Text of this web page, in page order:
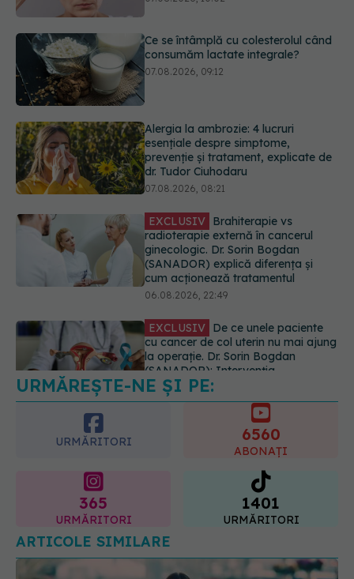
Alergia la ambrozie: 4 lucruri
esențiale despre simptome,
prevenție și tratament, explicate de
EXCLUSIV Brahiterapie vs
radioterapie externă în cancerul
ginecologic. Dr. Sorin Bogdan
(SANADOR) explică diferența și
06.08.2026, 22:49
EXCLUSIV De ce unele paciente
cu cancer de col uterin nu mai ajung
la operație. Dr. Sorin Bogdan
(SANADOR): Intervenția
particulare
06.08.2026, 20:45
EXCLUSIV Ce grăbește apariția
ridurilor. Nu este doar vârsta. Ce
spun dermatologii
URMĂREȘTE-NE ȘI PE:
URMĂRITORI 6560
ABONAȚI
365
URMĂRITORI
1401
URMĂRITORI
ARTICOLE SIMILARE